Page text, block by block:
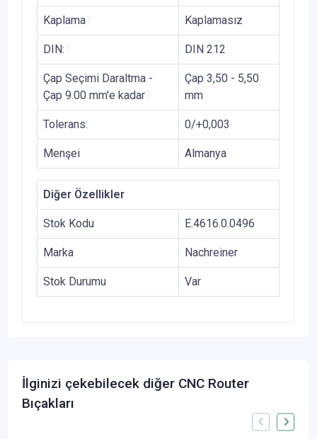
Kaplama Kaplamasız
DIN: DIN 212
Çap Seçimi Daraltma -
Çap 9.00 mm'e kadar
Çap 3,50 - 5,50
mm
Tolerans: 0/+0,003
Menşei Almanya
Diğer Özellikler
Stok Kodu E.4616.0.0496
Marka Nachreiner
Stok Durumu Var
İlginizi çekebilecek diğer CNC Router
Bıçakları